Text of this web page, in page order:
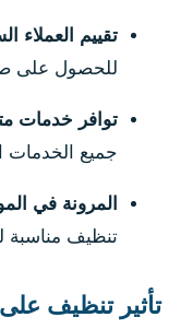
تقييم العملاء
للحصول على
توافر خدمات
جميع
المرونة في
تنظيف مناسبة
تأثير تنظيف